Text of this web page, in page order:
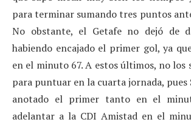
para terminar sumando tres puntos
No obstante, el Getafe no dejó de
habiendo encajado el primer gol, ya
en el minuto 67. A estos últimos, no los
para puntuar en la cuarta jornada,
anotado el primer tanto en el
adelantar a la CDI Amistad en el